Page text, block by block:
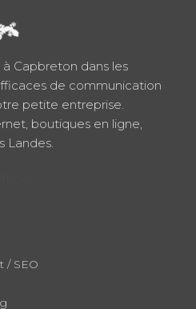
Capbreton dans les
de communication
petite entreprise.
boutiques en ligne,
Landes.
/ SEO